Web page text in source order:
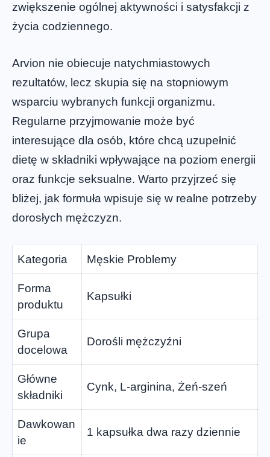
zwiększenie ogólnej aktywności i satysfakcji z
życia codziennego.
Arvion nie obiecuje natychmiastowych
rezultatów, lecz skupia się na stopniowym
wsparciu wybranych funkcji organizmu.
Regularne przyjmowanie może być
interesujące dla osób, które chcą uzupełnić
dietę w składniki wpływające na poziom energii
oraz funkcje seksualne. Warto przyjrzeć się
bliżej, jak formuła wpisuje się w realne potrzeby
dorosłych mężczyzn.
Kategoria Męskie Problemy
Forma
produktu
Kapsułki
Grupa
docelowa
Dorośli mężczyźni
Główne
składniki
Cynk, L-arginina, Żeń-szeń
Dawkowan
ie
1 kapsułka dwa razy dziennie